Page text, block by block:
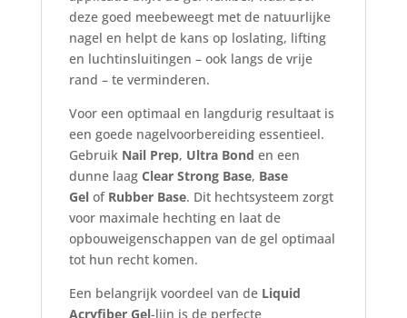
deze goed meebeweegt met de natuurlijke
nagel en helpt de kans op loslating, lifting
en luchtinsluitingen – ook langs de vrije
rand – te verminderen.
Voor een optimaal en langdurig resultaat is
een goede nagelvoorbereiding essentieel.
Gebruik Nail Prep, Ultra Bond en een
dunne laag Clear Strong Base, Base
Gelof Rubber Base. Dit hechtsysteem zorgt
voor maximale hechting en laat de
opbouweigenschappen van de gel optimaal
tot hun recht komen.
Een belangrijk voordeel van de Liquid
Acryfiber Gel-lijn is de perfecte